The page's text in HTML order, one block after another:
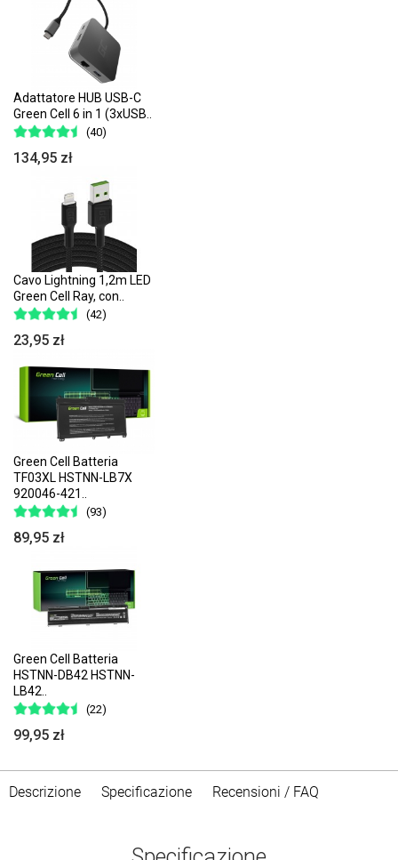
Adattatore HUB USB-C
Green Cell 6 in 1 (3xUSB..
(40)
134,95 zł
Cavo Lightning 1,2m LED
Green Cell Ray, con..
(42)
23,95 zł
Green Cell Batteria
TF03XL HSTNN-LB7X
920046-421..
(93)
89,95 zł
Green Cell Batteria
HSTNN-DB42 HSTNN-
LB42..
(22)
99,95 zł
Descrizione Specificazione Recensioni / FAQ